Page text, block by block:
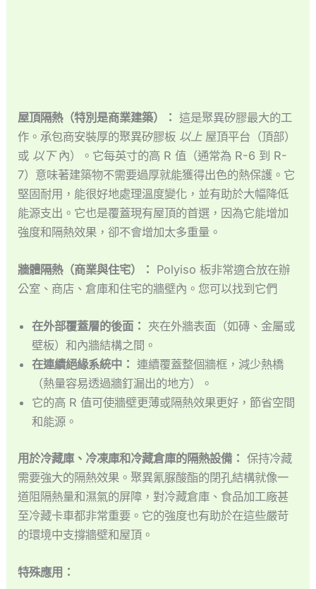
屋頂隔熱（特別是商業建築）： 這是聚異矽膠最大的工
作。承包商安裝厚的聚異矽膠板 以上屋頂平台（頂部）
或 以下內）。它每英寸的高 R 值（通常為 R-6 到 R-
7）意味著建築物不需要過厚就能獲得出色的熱保護。它
堅固耐用，能很好地處理溫度變化，並有助於大幅降低
能源支出。它也是覆蓋現有屋頂的首選，因為它能增加
強度和隔熱效果，卻不會增加太多重量。
牆體隔熱（商業與住宅）： Polyiso 板非常適合放在辦
公室、商店、倉庫和住宅的牆壁內。您可以找到它們
在外部覆蓋層的後面： 夾在外牆表面（如磚、金屬或
壁板）和內牆結構之間。
在連續絕緣系統中： 連續覆蓋整個牆框，減少熱橋
（熱量容易透過牆釘漏出的地方）。
它的高 R 值可使牆壁更薄或隔熱效果更好，節省空間
和能源。
用於冷藏庫、冷凍庫和冷藏倉庫的隔熱設備： 保持冷藏
需要強大的隔熱效果。聚異氰脲酸酯的閉孔結構就像一
道阻隔熱量和濕氣的屏障，對冷藏倉庫、食品加工廠甚
至冷藏卡車都非常重要。它的強度也有助於在這些嚴苛
的環境中支撐牆壁和屋頂。
特殊應用：